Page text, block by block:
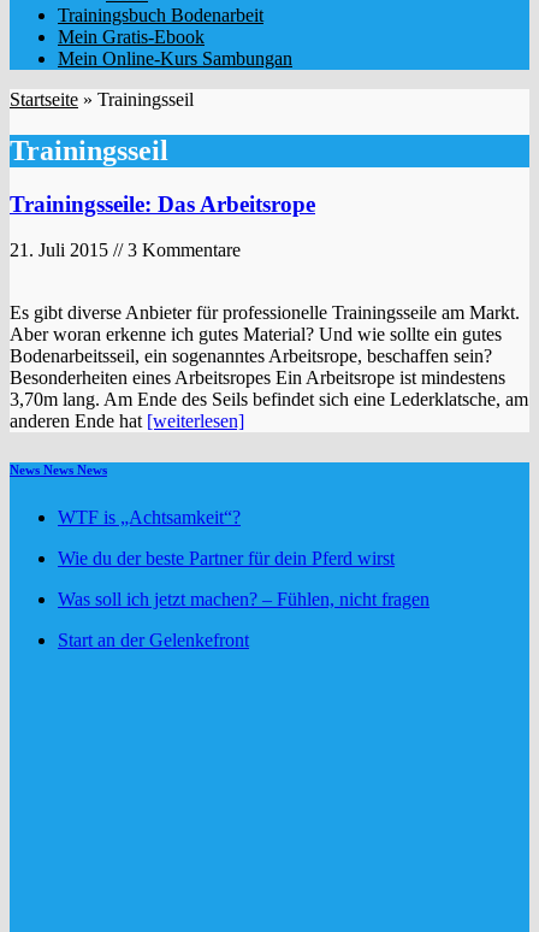
Trainingsbuch Bodenarbeit
Mein Gratis-Ebook
Mein Online-Kurs Sambungan
Startseite » Trainingsseil
Trainingsseil
Trainingsseile: Das Arbeitsrope
21. Juli 2015 // 3 Kommentare
Es gibt diverse Anbieter für professionelle Trainingsseile am Markt.
Aber woran erkenne ich gutes Material? Und wie sollte ein gutes
Bodenarbeitsseil, ein sogenanntes Arbeitsrope, beschaffen sein?
Besonderheiten eines Arbeitsropes Ein Arbeitsrope ist mindestens
3,70m lang. Am Ende des Seils befindet sich eine Lederklatsche, am
anderen Ende hat [weiterlesen]
News News News
WTF is „Achtsamkeit“?
Wie du der beste Partner für dein Pferd wirst
Was soll ich jetzt machen? – Fühlen, nicht fragen
Start an der Gelenkefront